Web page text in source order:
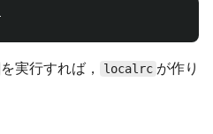
を実行すれば， localrc が作り